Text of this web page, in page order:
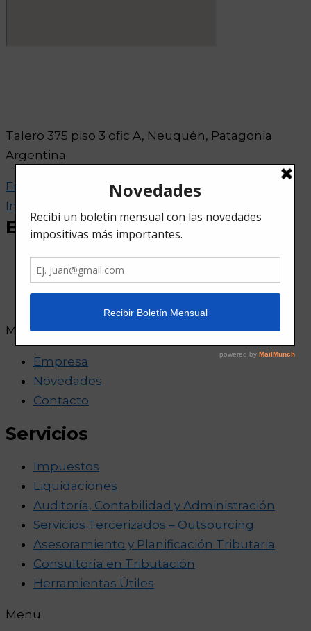
Talero 375 piso 3 ofic A, Neuquén, Patagonia
Argentina
Envelope Phone-alt Facebook Linkedin
Instagram
Estudio
Empresa
Novedades
Menu
Empresa
Novedades
Contacto
Servicios
Impuestos
Liquidaciones
Auditoría, Contabilidad y Administración
Servicios Tercerizados – Outsourcing
Asesoramiento y Planificación Tributaria
Consultoría en Tributación
Herramientas Útiles
Menu